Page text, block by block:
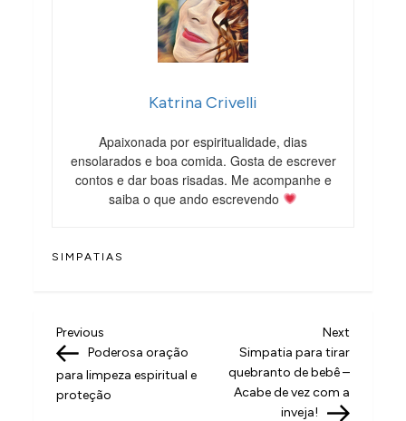
Katrina Crivelli
Apaixonada por espiritualidade, dias
ensolarados e boa comida. Gosta de escrever
contos e dar boas risadas. Me acompanhe e
saiba o que ando escrevendo
SIMPATIAS
N
a
v
Previous
Post
Previous
Poderosa oração
para limpeza espiritual e
proteção
Next
Post
Next
Simpatia para tirar
quebranto de bebê –
Acabe de vez com a
inveja!